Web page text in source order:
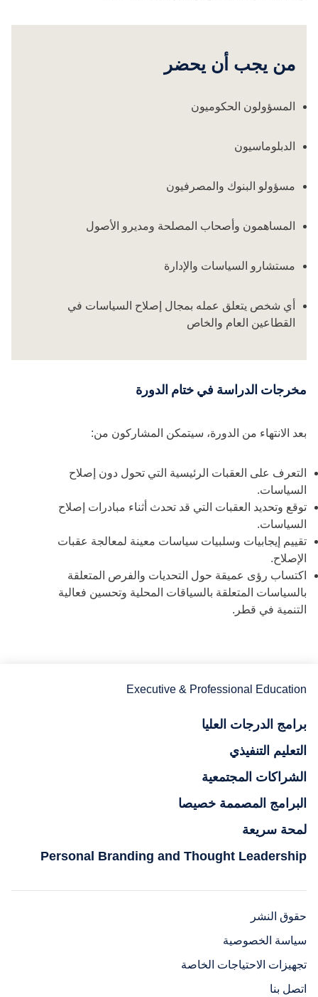
من يجب أن يحضر
المسؤولون الحكوميون
الدبلوماسيون
مسؤولو البنوك والمصرفيون
المساهمون وأصحاب المصلحة ومديرو الأصول
مستشارو السياسات والإدارة
أي شخص يتعلق عمله بمجال إصلاح السياسات في
القطاعين العام والخاص
مخرجات الدراسة في ختام الدورة
بعد الانتهاء من الدورة، سيتمكن المشاركون من:
التعرف على العقبات الرئيسية التي تحول دون إصلاح
السياسات.
توقع وتحديد العقبات التي قد تحدث أثناء مبادرات إصلاح
السياسات.
تقييم إيجابيات وسلبيات سياسات معينة لمعالجة عقبات
الإصلاح.
اكتساب رؤى عميقة حول التحديات والفرص المتعلقة
بالسياسات المتعلقة بالسياقات المحلية وتحسين فعالية
التنمية في قطر.
Executive & Professional Education
برامج الدرجات العليا
التعليم التنفيذي
الشراكات المجتمعية
البرامج المصممة خصيصا
لمحة سريعة
Personal Branding and Thought Leadership
حقوق النشر
سياسة الخصوصية
تجهيزات الاحتياجات الخاصة
اتصل بنا